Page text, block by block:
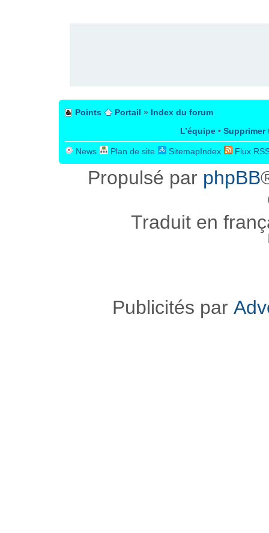
Points Portail » Index du forum
L’équipe • Supprimer
News Plan de site SitemapIndex Flux
Propulsé par phpBB
Traduit en
Publicités par